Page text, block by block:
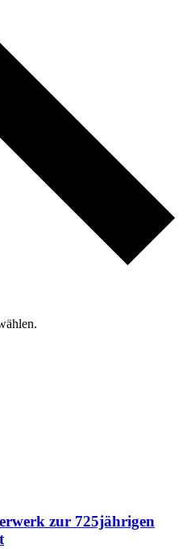
zur 725jährigen